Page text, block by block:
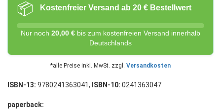
📦 Kostenfreier Versand ab 20 € Bestellwert
Nur noch 20,00 € bis zum kostenfreien Versand innerhalb
Deutschlands
*alle Preise inkl. MwSt. zzgl. Versandkosten
ISBN-13: 9780241363041, ISBN-10: 0241363047
paperback: